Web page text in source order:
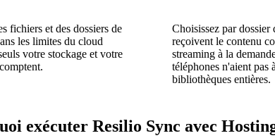
fichiers et des dossiers de
les limites du cloud
votre stockage et votre
Choisissez par dossier
reçoivent le contenu
streaming à la
téléphones n'aient pas
bibliothèques entières.
exécuter Resilio Sync avec